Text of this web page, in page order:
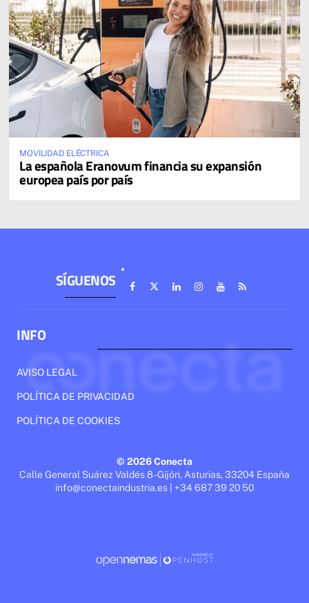
MOVILIDAD ELÉCTRICA
La española Eranovum financia su expansión
europea país por país
SÍGUENOS
INFO
AVISO LEGAL
POLÍTICA DE PRIVACIDAD
POLÍTICA DE COOKIES
© 2026 Conecta
Calle General Suárez Valdés 8 - Gijón, Asturias, 33204 España
info@conectaindustria.es | +34 687 39 20 50